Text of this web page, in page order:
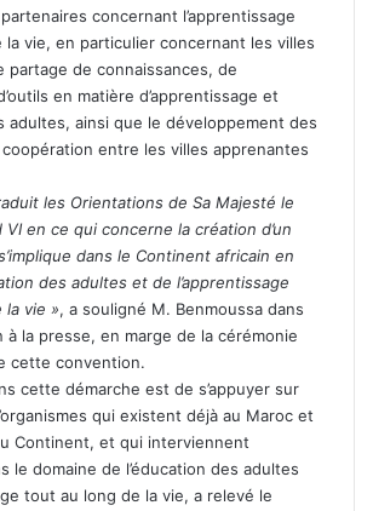
concernant l’apprentissage
vie, en particulier concernant les villes
partage de connaissances, de
en matière d’apprentissage et
adultes, ainsi que le développement des
entre les villes apprenantes
les Orientations de Sa Majesté le
VI en ce qui concerne la création d’un
dans le Continent africain en
des adultes et de l’apprentissage
la vie », a souligné M. Benmoussa dans
à la presse, en marge de la cérémonie
cette convention.
cette démarche est de s’appuyer sur
qui existent déjà au Maroc et
Continent, et qui interviennent
le domaine de l’éducation des adultes
tout au long de la vie, a relevé le